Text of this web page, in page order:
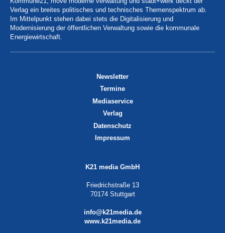
Verlag ein breites politisches und technisches Themenspektrum ab.
Im Mittelpunkt stehen dabei stets die Digitalisierung und
Modernisierung der öffentlichen Verwaltung sowie die kommunale
Energiewirtschaft.
Newsletter
Termine
Mediaservice
Verlag
Datenschutz
Impressum
K21 media GmbH
Friedrichstraße 13
70174 Stuttgart
info@k21media.de
www.k21media.de